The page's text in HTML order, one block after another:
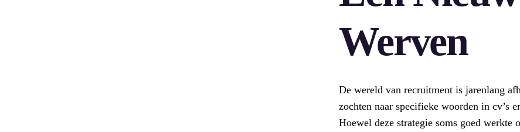
Werven
De wereld van recruitment is jarenlang
zochten naar specifieke woorden in cv’s
Hoewel deze strategie soms goed werkte